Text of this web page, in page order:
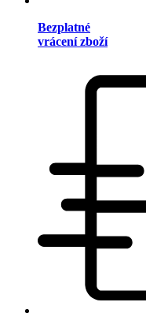
Bezplatné
vrácení zboží